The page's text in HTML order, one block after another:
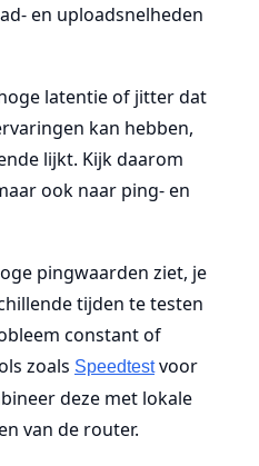
en uploadsnelheden
latentie of jitter dat
kan hebben,
lijkt. Kijk daarom
ook naar ping- en
pingwaarden ziet, je
tijden te testen
constant of
zoals Speedtestvoor
deze met lokale
van de router.